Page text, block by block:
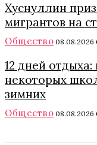
Хуснуллин
мигрантов на
Общество 08.08.2026
12 дней
некоторых
зимних
Общество 08.08.2026